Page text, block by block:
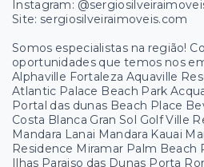
Instagram:
Site: sergiosilveiraimoveis.com
Somos especialistas na região!
oportunidades que temos nos
Alphaville Fortaleza Aquaville
Atlantic Palace Beach Park
Portal das dunas Beach Place
Costa Blanca Gran Sol Golf Ville
Mandara Lanai Mandara Kauai
Residence Miramar Palm Beach
Ilhas Paraiso das Dunas Porta